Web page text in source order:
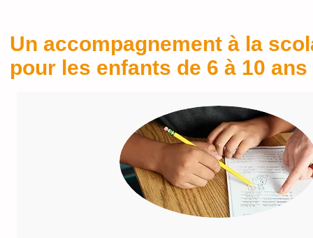
Un accompagnement à la
pour les enfants de 6 à 10 ans